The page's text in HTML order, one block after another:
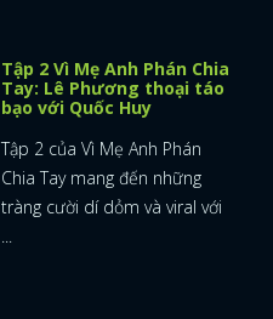
Tập 2 Vì Mẹ Anh Phán Chia
Tay: Lê Phương thoại táo
bạo với Quốc Huy
Tập 2 của Vì Mẹ Anh Phán
Chia Tay mang đến những
tràng cười dí dỏm và viral với
...